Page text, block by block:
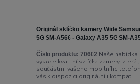
Originál sklíčko kamery Wide
5G SM-A566 - Galaxy A35 5G SM-
Číslo produktu: 70602 Naše nabídka
vysoce kvalitní sklíčka kamery, která
součástmi vašeho mobilního
vás k dispozici originální i kompat...